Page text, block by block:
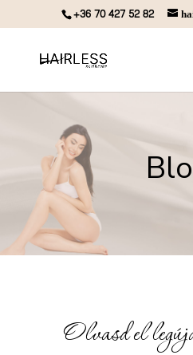
+36 70 427 52 82
Olvasd el